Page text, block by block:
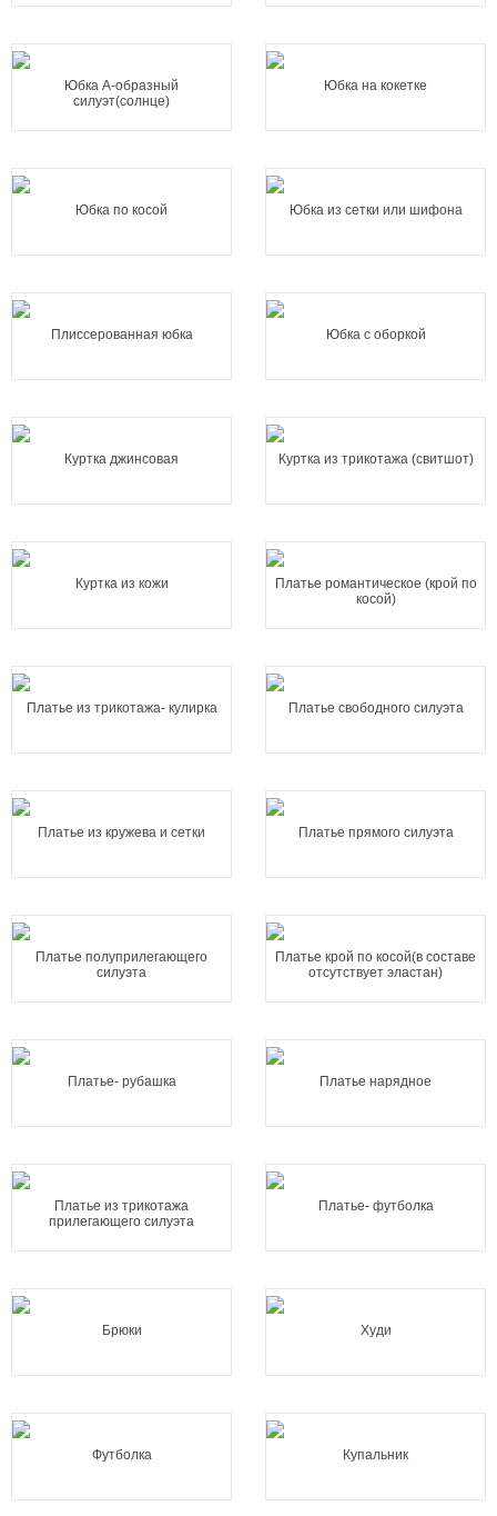
Юбка А-образный
силуэт(солнце)
Юбка на кокетке
Юбка по косой Юбка из сетки или шифона
Плиссерованная юбка Юбка с оборкой
Куртка джинсовая Куртка из трикотажа (свитшот)
Куртка из кожи
Платье романтическое (крой по
косой)
Платье из трикотажа- кулирка Платье свободного силуэта
Платье из кружева и сетки Платье прямого силуэта
Платье полуприлегающего
силуэта
Платье крой по косой(в составе
отсутствует эластан)
Платье- рубашка Платье нарядное
Платье из трикотажа
прилегающего силуэта
Платье- футболка
Брюки Худи
Футболка Купальник